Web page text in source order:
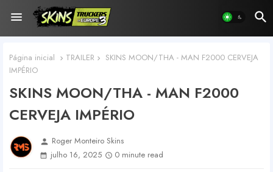
Página inicial TRAILER
SKINS MOON/THA - MAN F2000 CERVEJA
IMPÉRIO
SKINS MOON/THA - MAN F2000
CERVEJA IMPÉRIO
person Roger Monteiro Skins
julho 16, 2025
0 minute read